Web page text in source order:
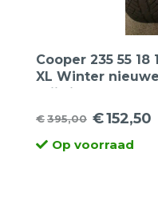
Cooper 235 55
XL Winter
prijs is per 2
€395,00
Oorspronkelijke
prijs
€152,50
Huidige
prijsOp voorraad